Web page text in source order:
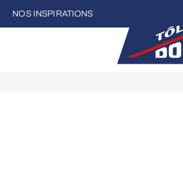
NOS INSPIRATIONS